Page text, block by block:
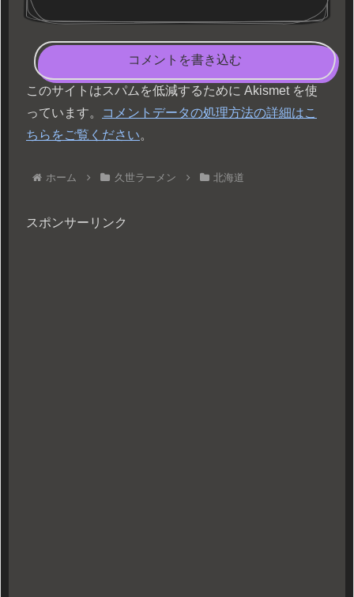
コメントを書き込む
このサイトはスパムを低減するために Akismet を使
っています。
コメントデータの処理方法の詳細はこ
ちらをご覧ください。
ホーム 久世ラーメン 北海道
スポンサーリンク